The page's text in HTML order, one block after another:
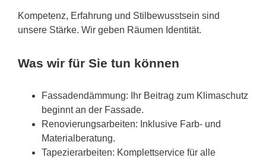
Kompetenz, Erfahrung und Stilbewusstsein sind
unsere Stärke. Wir geben Räumen Identität.
Was wir für Sie tun können
Fassadendämmung: Ihr Beitrag zum Klimaschutz
beginnt an der Fassade.
Renovierungsarbeiten: Inklusive Farb- und
Materialberatung.
Tapezierarbeiten: Komplettservice für alle